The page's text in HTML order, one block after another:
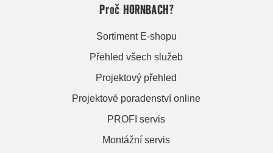
Proč HORNBACH?
Sortiment E-shopu
Přehled všech služeb
Projektový přehled
Projektové poradenství online
PROFI servis
Montážní servis